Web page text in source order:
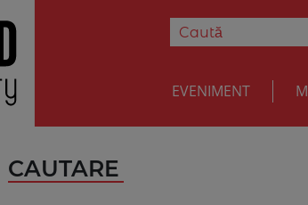
EVENIMENT
CAUTARE